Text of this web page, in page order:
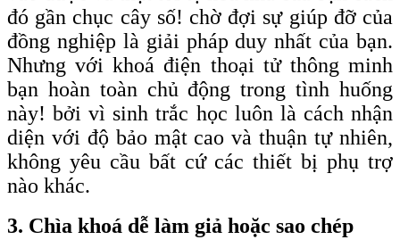
đó gần chục cây số! chờ đợi sự giúp đỡ của
đồng nghiệp là giải pháp duy nhất của bạn.
Nhưng với khoá điện thoại tử thông minh
bạn hoàn toàn chủ động trong tình huống
này! bởi vì sinh trắc học luôn là cách nhận
diện với độ bảo mật cao và thuận tự nhiên,
không yêu cầu bất cứ các thiết bị phụ trợ
nào khác.
3. Chìa khoá dễ làm giả hoặc sao chép